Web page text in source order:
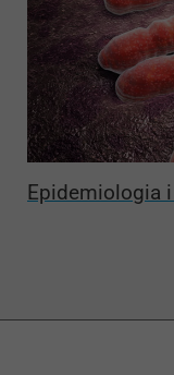
Epidemiologia